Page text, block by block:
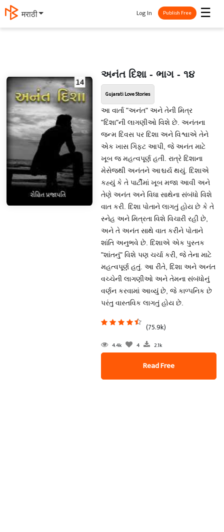
मराठी ☰
Log In Publish Free
અનંત દિશા - ભાગ - ૧૪
Gujarati Love Stories
આ વાર્તા "અનંત" અને તેની મિત્ર
"દિશા"ની લાગણીઓ વિશે છે. અનંતના
જન્મ દિવસ પર દિશા અને વિશ્વાએ તેને
એક ખાસ ગિફ્ટ આપી, જે અનંત માટે
ખૂબ જ મહત્વપૂર્ણ હતી. રાત્રે દિશાના
મેસેજથી અનંતને આશ્ચર્ય થયું. દિશાએ
કહ્યું કે તે પાર્ટીમાં ખૂબ મજા આવી અને
તેણે અનંત અને વિધા સાથેના સંબંધો વિશે
વાત કરી. દિશા પોતાને લાગતું હોય છે કે તે
સ્નેહ અને મિત્રતા વિશે વિચારી રહી છે,
અને તે અનંત સાથે વાત કરીને પોતાને
શાંતિ અનુભવે છે. દિશાએ એક પુસ્તક
"શાંતનું" વિશે પણ ચર્ચા કરી, જે તેના માટે
મહત્વપૂર્ણ હતું. આ રીતે, દિશા અને અનંત
વચ્ચેની લાગણીઓ અને તેમના સંબંધોનું
વર્ણન કરવામાં આવ્યું છે, જે કાળ્પનિક છે
પરંતુ વાસ્તવિક લાગતું હોય છે.
(75.9k)
4.4k 4 2.1k
Read Free